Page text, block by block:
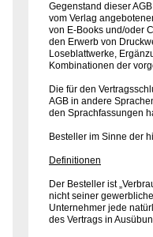
Gegenstand dieser
vom Verlag
von E-Books und/oder
den Erwerb von
Loseblattwerke,
Kombinationen der
Die für den
AGB in andere
den Sprachfassungen
Besteller im Sinne der
Definitionen
Der Besteller ist
nicht seiner
Unternehmer jede
des Vertrags in